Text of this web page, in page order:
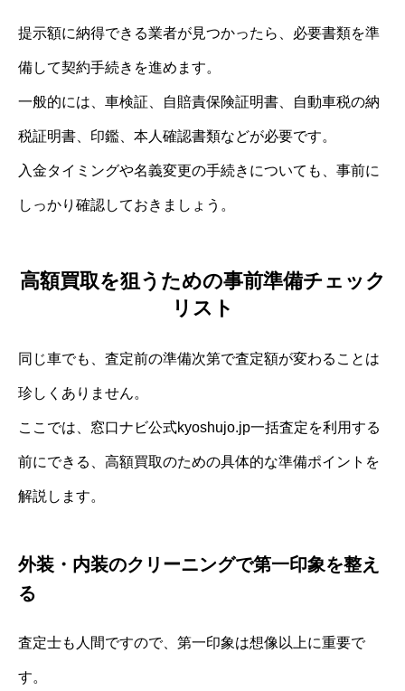
提示額に納得できる業者が見つかったら、必要書類を準
備して契約手続きを進めます。
一般的には、車検証、自賠責保険証明書、自動車税の納
税証明書、印鑑、本人確認書類などが必要です。
入金タイミングや名義変更の手続きについても、事前に
しっかり確認しておきましょう。
高額買取を狙うための事前準備チェック
リスト
同じ車でも、査定前の準備次第で査定額が変わることは
珍しくありません。
ここでは、窓口ナビ公式kyoshujo.jp一括査定を利用する
前にできる、高額買取のための具体的な準備ポイントを
解説します。
外装・内装のクリーニングで第一印象を整え
る
査定士も人間ですので、第一印象は想像以上に重要で
す。